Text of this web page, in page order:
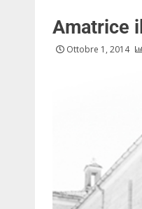
Amatrice
Ottobre 1, 2014